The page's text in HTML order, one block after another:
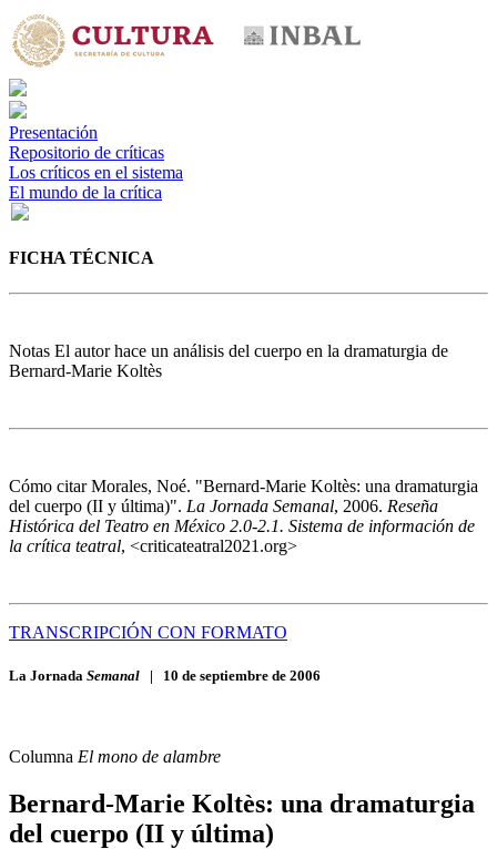
Presentación
Repositorio de críticas
Los críticos en el sistema
El mundo de la crítica
FICHA TÉCNICA
Notas El autor hace un análisis del cuerpo en la dramaturgia de
Bernard-Marie Koltès
Cómo citarMorales, Noé. "Bernard-Marie Koltès: una dramaturgia
del cuerpo (II y última)". La Jornada Semanal, 2006. Reseña
Histórica del Teatro en México 2.0-2.1. Sistema de información de
la crítica teatral, <criticateatral2021.org>
TRANSCRIPCIÓN CON FORMATO
La Jornada Semanal | 10 de septiembre de 2006
Columna El mono de alambre
Bernard-Marie Koltès: una dramaturgia
del cuerpo (II y última)